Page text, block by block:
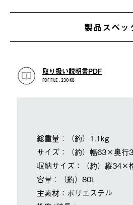
製品スペッ
取り扱い説明書PDF
PDF FILE : 230 KB
総重量：（約）1.1kg
サイズ：（約）幅63×奥
収納サイズ：（約）縦
容量：（約）80L
主素材：ポリエステル